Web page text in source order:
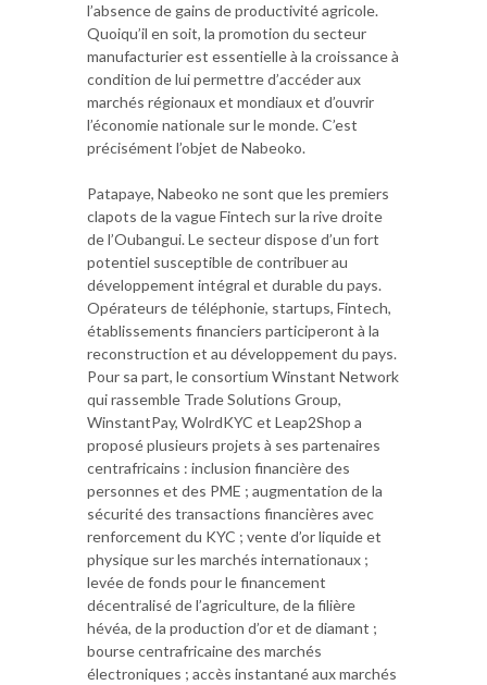
l’absence de gains de productivité agricole.
Quoiqu’il en soit, la promotion du secteur
manufacturier est essentielle à la croissance à
condition de lui permettre d’accéder aux
marchés régionaux et mondiaux et d’ouvrir
l’économie nationale sur le monde. C’est
précisément l’objet de Nabeoko.
Patapaye, Nabeoko ne sont que les premiers
clapots de la vague Fintech sur la rive droite
de l’Oubangui. Le secteur dispose d’un fort
potentiel susceptible de contribuer au
développement intégral et durable du pays.
Opérateurs de téléphonie, startups, Fintech,
établissements financiers participeront à la
reconstruction et au développement du pays.
Pour sa part, le consortium Winstant Network
qui rassemble Trade Solutions Group,
WinstantPay, WolrdKYC et Leap2Shop a
proposé plusieurs projets à ses partenaires
centrafricains : inclusion financière des
personnes et des PME ; augmentation de la
sécurité des transactions financières avec
renforcement du KYC ; vente d’or liquide et
physique sur les marchés internationaux ;
levée de fonds pour le financement
décentralisé de l’agriculture, de la filière
hévéa, de la production d’or et de diamant ;
bourse centrafricaine des marchés
électroniques ; accès instantané aux marchés